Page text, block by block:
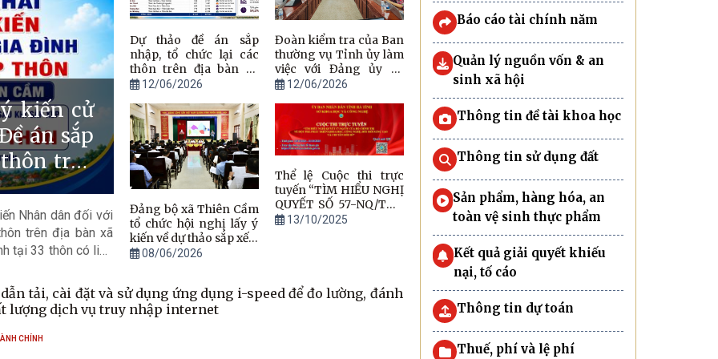
kiến cử
án sắp
trên
Nhân dân đối với
trên địa bàn xã
tại 33 thôn có liên
Dự thảo đề án sắp
nhập, tổ chức lại các
thôn trên địa bàn xã
Thiên Cầm
12/06/2026
Đoàn kiểm tra của Ban
thường vụ Tỉnh ủy làm
việc với Đảng ủy xã
Thiên Cầm
12/06/2026
Đảng bộ xã Thiên Cầm
tổ chức hội nghị lấy ý
kiến về dự thảo sắp xếp,
sáp nhập thôn
08/06/2026
Thể lệ Cuộc thi trực
tuyến “TÌM HIỂU NGHỊ
QUYẾT SỐ 57-NQ/TW”
của Bộ Chính trị về đột
trên địa bàn tỉnh Hà
13/10/2025
tải, cài đặt và sử dụng ứng dụng i-speed để đo lường, đánh
lượng dịch vụ truy nhập internet
CHÍNH
Báo cáo tài chính năm
Quản lý nguồn vốn & an
sinh xã hội
Thông tin đề tài khoa học
Thông tin sử dụng đất
Sản phẩm, hàng hóa, an
toàn vệ sinh thực phẩm
Kết quả giải quyết khiếu
nại, tố cáo
Thông tin dự toán
Thuế, phí và lệ phí